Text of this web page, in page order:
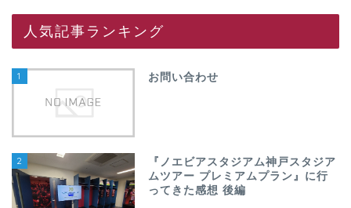
人気記事ランキング
1 お問い合わせ
2
『ノエビアスタジアム神戸スタジア
ムツアー プレミアムプラン』に行
ってきた感想 後編